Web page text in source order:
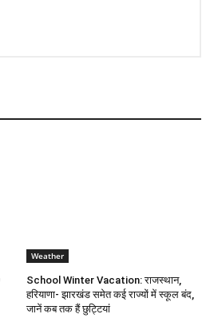
Weather
School Winter Vacation: राजस्थान,
हरियाणा- झारखंड समेत कई राज्यों में स्कूल बंद,
जानें कब तक हैं छुट्टियां